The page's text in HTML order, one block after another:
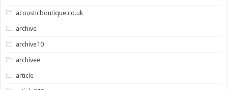
acousticboutique.co.uk
archive
archive10
archivee
article